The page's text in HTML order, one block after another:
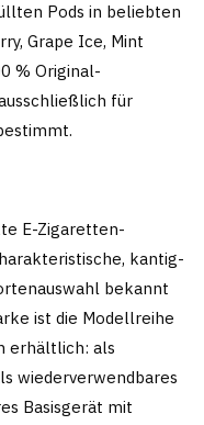
Pods in beliebten
Grape Ice, Mint
% Original-
für
E-Zigaretten-
kantig-
bekannt
ist die Modellreihe
erhältlich: als
wiederverwendbares
Basisgerät mit